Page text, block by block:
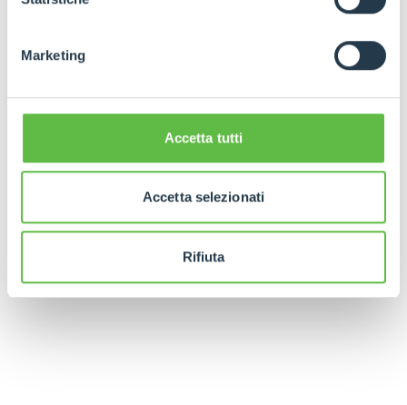
Marketing
Accetta tutti
Accetta selezionati
Rifiuta